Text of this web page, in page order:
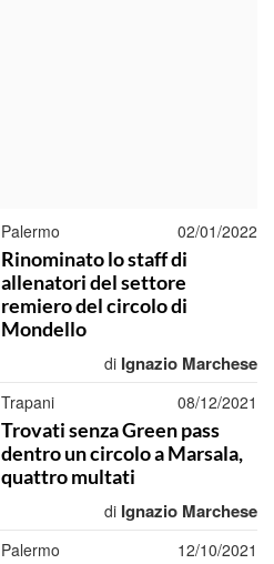
Palermo 02/01/2022
Rinominato lo staff di
allenatori del settore
remiero del circolo di
Mondello
di Ignazio Marchese
Trapani 08/12/2021
Trovati senza Green pass
dentro un circolo a Marsala,
quattro multati
di Ignazio Marchese
Palermo 12/10/2021